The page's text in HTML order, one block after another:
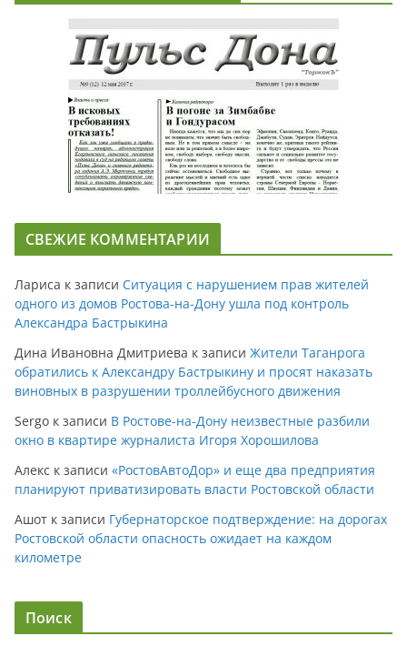
СВЕЖИЕ КОММЕНТАРИИ
Лариса к записи Ситуация с нарушением прав жителей
одного из домов Ростова-на-Дону ушла под контроль
Александра Бастрыкина
Дина Ивановна Дмитриева к записи Жители Таганрога
обратились к Александру Бастрыкину и просят наказать
виновных в разрушении троллейбусного движения
Sergo к записи В Ростове-на-Дону неизвестные разбили
окно в квартире журналиста Игоря Хорошилова
Алекс к записи «РостовАвтоДор» и еще два предприятия
планируют приватизировать власти Ростовской области
Ашот к записи Губернаторское подтверждение: на дорогах
Ростовской области опасность ожидает на каждом
километре
Поиск